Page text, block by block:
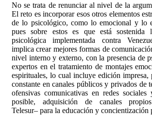
No se trata de renunciar al nivel de la
El reto es incorporar esos otros elementos
de lo psicológico, como lo emocional y lo
pues sobre estos es que está sostenida
psicológica implementada contra
implica crear mejores formas de
nivel interno y externo, con la presencia de
expertos en el tratamiento de montajes
espirituales, lo cual incluye edición impresa,
constante en canales públicos y privados de
ofensivas comunicativas en redes sociales
posible, adquisición de canales
Telesur– para la educación y concientización